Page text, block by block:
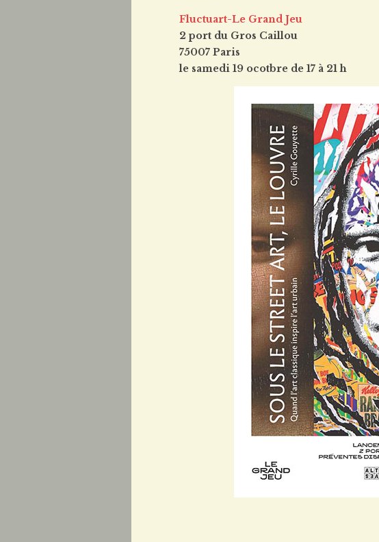
Fluctuart-Le Grand Jeu
2 port du Gros Caillou
75007 Paris
le samedi 19 ocotbre de 17 à 21 h